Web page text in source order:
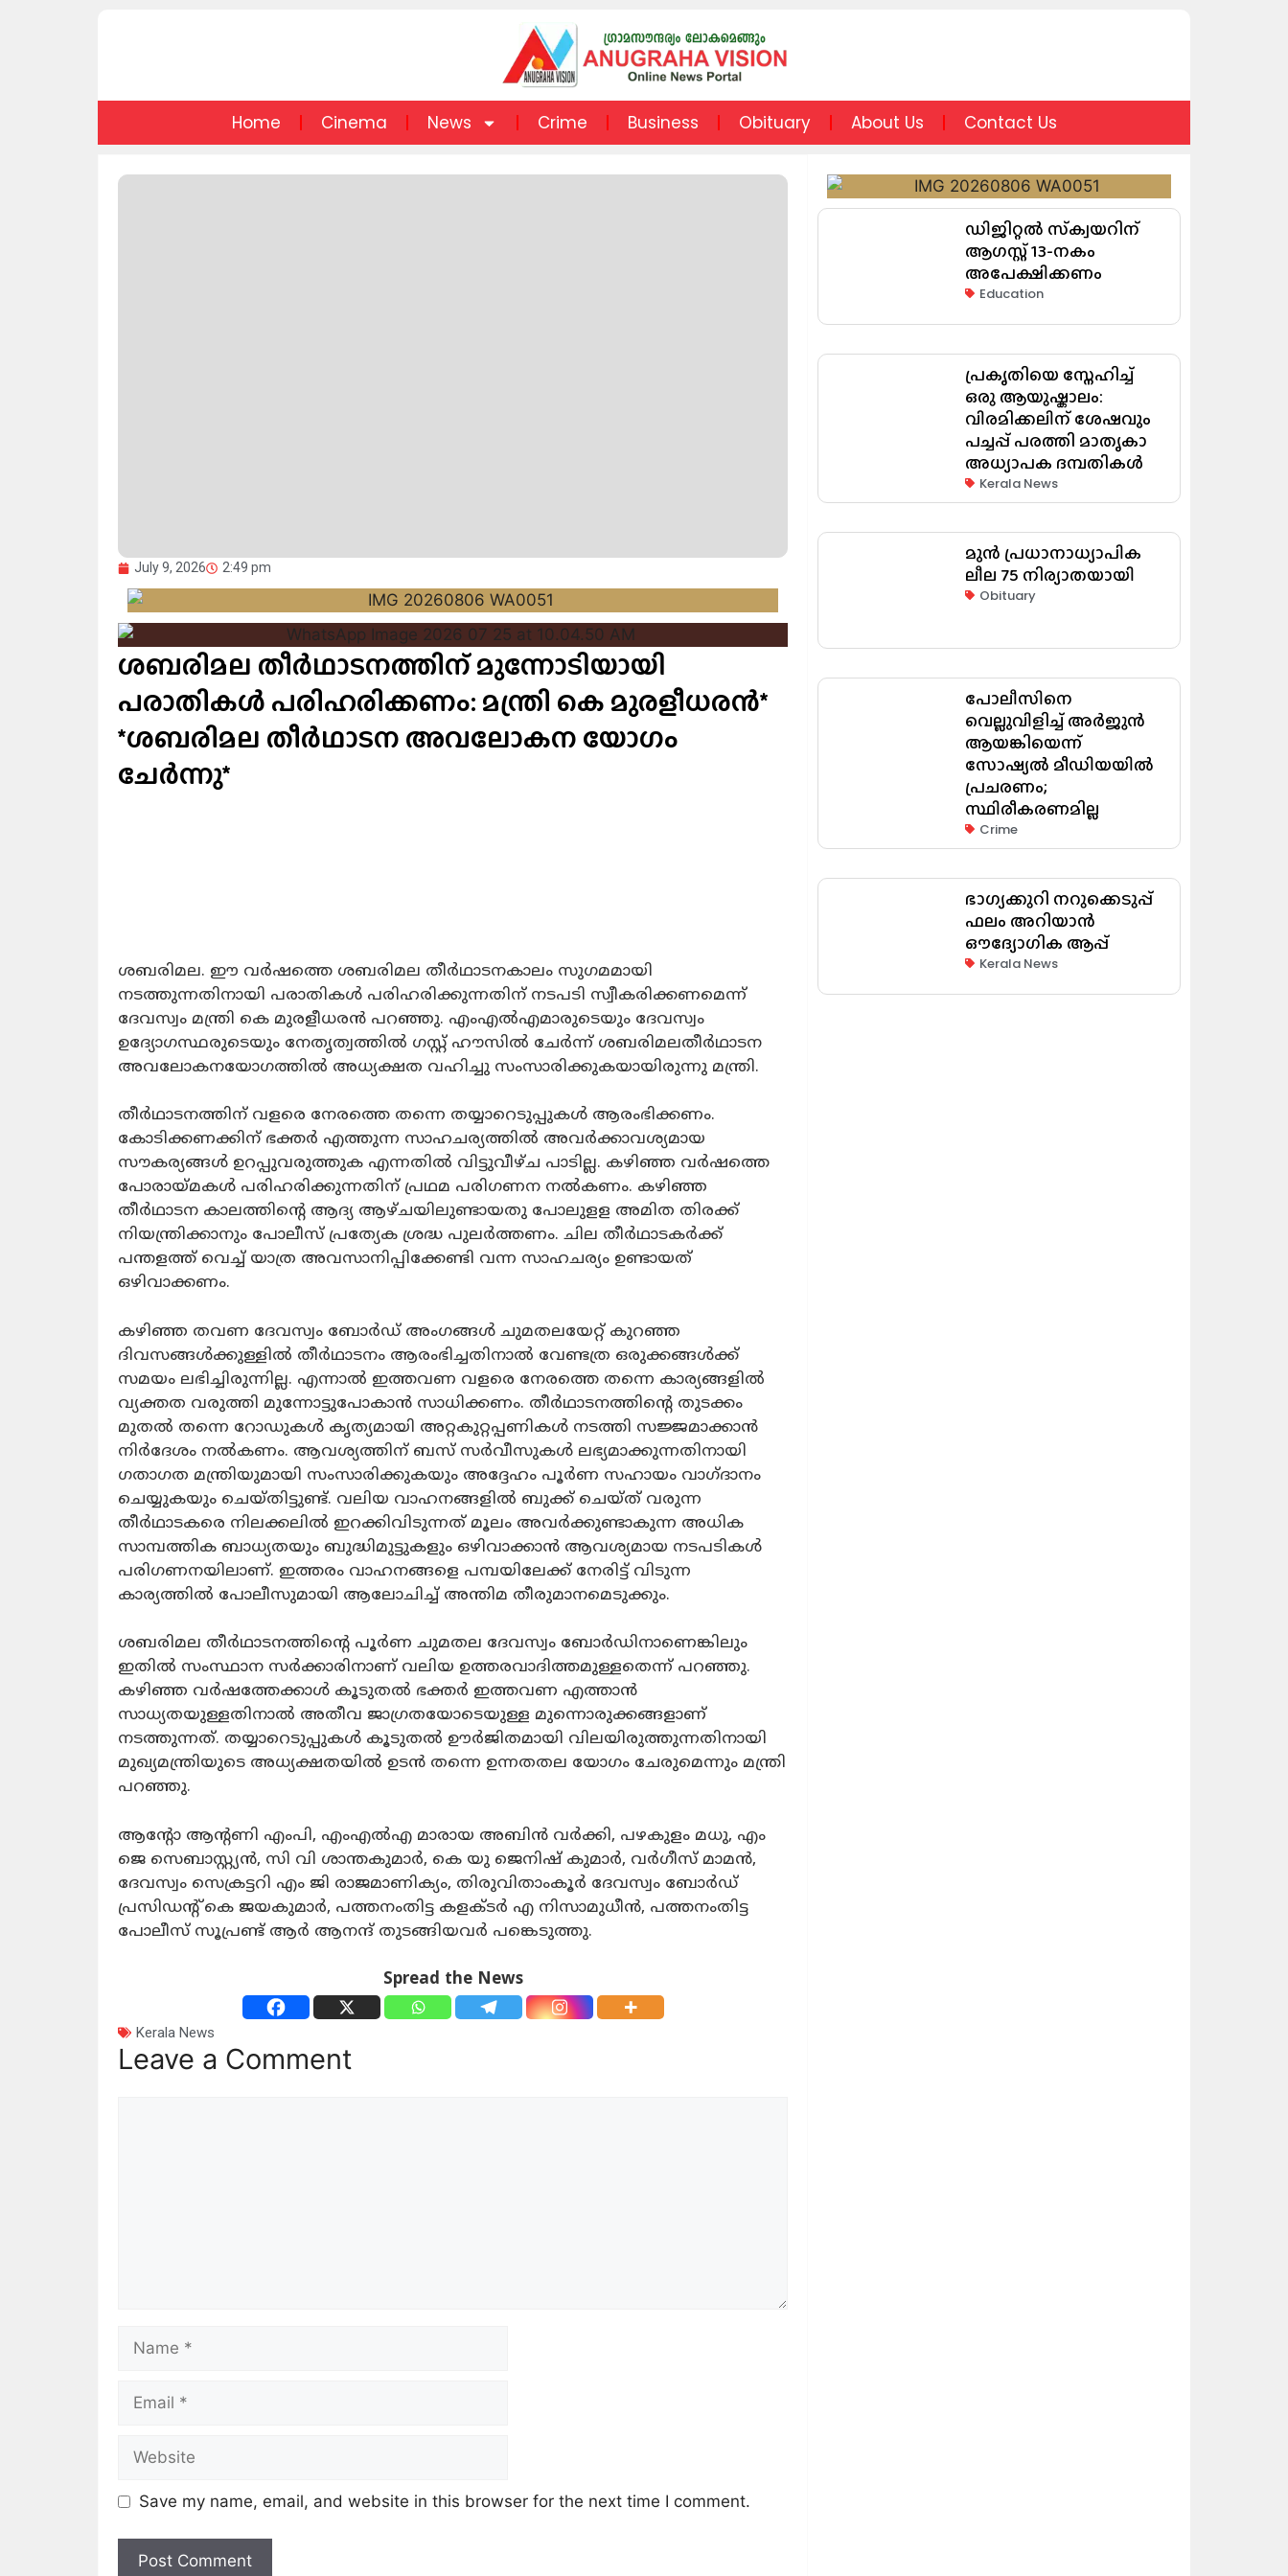
Home Cinema News Crime Business Obituary About Us Contact Us
July 9, 2026 2:49 pm
ശബരിമല തീർഥാടനത്തിന് മുന്നോടിയായി
പരാതികൾ പരിഹരിക്കണം: മന്ത്രി കെ മുരളീധരൻ*
*ശബരിമല തീർഥാടന അവലോകന യോഗം
ചേർന്നു*
ശബരിമല. ഈ വർഷത്തെ ശബരിമല തീർഥാടനകാലം സുഗമമായി
നടത്തുന്നതിനായി പരാതികൾ പരിഹരിക്കുന്നതിന് നടപടി സ്വീകരിക്കണമെന്ന്
ദേവസ്വം മന്ത്രി കെ മുരളീധരൻ പറഞ്ഞു. എംഎൽഎമാരുടെയും ദേവസ്വം
ഉദ്യോഗസ്ഥരുടെയും നേതൃത്വത്തിൽ ഗസ്റ്റ് ഹൗസിൽ ചേർന്ന് ശബരിമലതീർഥാടന
അവലോകനയോഗത്തിൽ അധ്യക്ഷത വഹിച്ചു സംസാരിക്കുകയായിരുന്നു മന്ത്രി.
തീർഥാടനത്തിന് വളരെ നേരത്തെ തന്നെ തയ്യാറെടുപ്പുകൾ ആരംഭിക്കണം.
കോടിക്കണക്കിന് ഭക്തർ എത്തുന്ന സാഹചര്യത്തിൽ അവർക്കാവശ്യമായ
സൗകര്യങ്ങൾ ഉറപ്പുവരുത്തുക എന്നതിൽ വിട്ടുവീഴ്ച പാടില്ല. കഴിഞ്ഞ വർഷത്തെ
പോരായ്മകൾ പരിഹരിക്കുന്നതിന് പ്രഥമ പരിഗണന നൽകണം. കഴിഞ്ഞ
തീർഥാടന കാലത്തിന്റെ ആദ്യ ആഴ്ചയിലുണ്ടായതു പോലുളള അമിത തിരക്ക്
നിയന്ത്രിക്കാനും പോലീസ് പ്രത്യേക ശ്രദ്ധ പുലർത്തണം. ചില തീർഥാടകർക്ക്
പന്തളത്ത് വെച്ച് യാത്ര അവസാനിപ്പിക്കേണ്ടി വന്ന സാഹചര്യം ഉണ്ടായത്
ഒഴിവാക്കണം.
കഴിഞ്ഞ തവണ ദേവസ്വം ബോർഡ് അംഗങ്ങൾ ചുമതലയേറ്റ് കുറഞ്ഞ
ദിവസങ്ങൾക്കുള്ളിൽ തീർഥാടനം ആരംഭിച്ചതിനാൽ വേണ്ടത്ര ഒരുക്കങ്ങൾക്ക്
സമയം ലഭിച്ചിരുന്നില്ല. എന്നാൽ ഇത്തവണ വളരെ നേരത്തെ തന്നെ കാര്യങ്ങളിൽ
വ്യക്തത വരുത്തി മുന്നോട്ടുപോകാൻ സാധിക്കണം. തീർഥാടനത്തിന്റെ തുടക്കം
മുതൽ തന്നെ റോഡുകൾ കൃത്യമായി അറ്റകുറ്റപ്പണികൾ നടത്തി സജ്ജമാക്കാൻ
നിർദേശം നൽകണം. ആവശ്യത്തിന് ബസ് സർവീസുകൾ ലഭ്യമാക്കുന്നതിനായി
ഗതാഗത മന്ത്രിയുമായി സംസാരിക്കുകയും അദ്ദേഹം പൂർണ സഹായം വാഗ്ദാനം
ചെയ്യുകയും ചെയ്തിട്ടുണ്ട്. വലിയ വാഹനങ്ങളിൽ ബുക്ക് ചെയ്ത് വരുന്ന
തീർഥാടകരെ നിലക്കലിൽ ഇറക്കിവിടുന്നത് മൂലം അവർക്കുണ്ടാകുന്ന അധിക
സാമ്പത്തിക ബാധ്യതയും ബുദ്ധിമുട്ടുകളും ഒഴിവാക്കാൻ ആവശ്യമായ നടപടികൾ
പരിഗണനയിലാണ്. ഇത്തരം വാഹനങ്ങളെ പമ്പയിലേക്ക് നേരിട്ട് വിടുന്ന
കാര്യത്തിൽ പോലീസുമായി ആലോചിച്ച് അന്തിമ തീരുമാനമെടുക്കും.
ശബരിമല തീർഥാടനത്തിന്റെ പൂർണ ചുമതല ദേവസ്വം ബോർഡിനാണെങ്കിലും
ഇതിൽ സംസ്ഥാന സർക്കാരിനാണ് വലിയ ഉത്തരവാദിത്തമുള്ളതെന്ന് പറഞ്ഞു.
കഴിഞ്ഞ വർഷത്തേക്കാൾ കൂടുതൽ ഭക്തർ ഇത്തവണ എത്താൻ
സാധ്യതയുള്ളതിനാൽ അതീവ ജാഗ്രതയോടെയുള്ള മുന്നൊരുക്കങ്ങളാണ്
നടത്തുന്നത്. തയ്യാറെടുപ്പുകൾ കൂടുതൽ ഊർജിതമായി വിലയിരുത്തുന്നതിനായി
മുഖ്യമന്ത്രിയുടെ അധ്യക്ഷതയിൽ ഉടൻ തന്നെ ഉന്നതതല യോഗം ചേരുമെന്നും മന്ത്രി
പറഞ്ഞു.
ആന്റോ ആന്റണി എംപി, എംഎൽഎ മാരായ അബിൻ വർക്കി, പഴകുളം മധു, എം
ജെ സെബാസ്റ്റ്യൻ, സി വി ശാന്തകുമാർ, കെ യു ജെനിഷ് കുമാർ, വർഗീസ് മാമൻ,
ദേവസ്വം സെക്രട്ടറി എം ജി രാജമാണിക്യം, തിരുവിതാംകൂർ ദേവസ്വം ബോർഡ്
പ്രസിഡന്റ് കെ ജയകുമാർ, പത്തനംതിട്ട കളക്ടർ എ നിസാമുധീൻ, പത്തനംതിട്ട
പോലീസ് സൂപ്രണ്ട് ആർ ആനന്ദ് തുടങ്ങിയവർ പങ്കെടുത്തു.
Spread the News
Kerala News
Leave a Comment
Save my name, email, and website in this browser for the next time I comment.
ഡിജിറ്റൽ സ്‌ക്വയറിന്
ആഗസ്റ്റ് 13-നകം
അപേക്ഷിക്കണം
Education
പ്രകൃതിയെ സ്നേഹിച്ച്
ഒരു ആയുഷ്കാലം:
വിരമിക്കലിന് ശേഷവും
പച്ചപ്പ് പരത്തി മാതൃകാ
അധ്യാപക ദമ്പതികൾ
Kerala News
മുൻ പ്രധാനാധ്യാപിക
ലീല 75 നിര്യാതയായി
Obituary
പോലീസിനെ
വെല്ലുവിളിച്ച് അർജുൻ
ആയങ്കിയെന്ന്
സോഷ്യൽ മീഡിയയിൽ
പ്രചരണം;
സ്ഥിരീകരണമില്ല
Crime
ഭാഗ്യക്കുറി നറുക്കെടുപ്പ്
ഫലം അറിയാൻ
ഔദ്യോഗിക ആപ്പ്
Kerala News